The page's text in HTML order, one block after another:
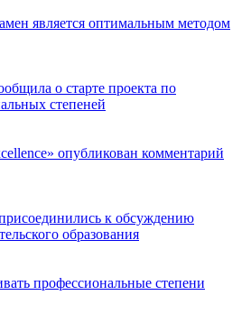
является оптимальным методом
о старте проекта по
степеней
опубликован комментарий
к обсуждению
образования
профессиональные степени